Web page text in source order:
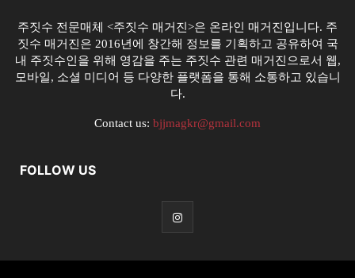
주짓수 전문매체 <주짓수 매거진>은 온라인 매거진입니다. 주
짓수 매거진은 2016년에 창간해 정보를 기획하고 공유하여 국
내 주짓수인을 위해 영감을 주는 주짓수 관련 매거진으로서 웹,
모바일, 소셜 미디어 등 다양한 플랫폼을 통해 소통하고 있습니
다.
Contact us: bjjmagkr@gmail.com
FOLLOW US